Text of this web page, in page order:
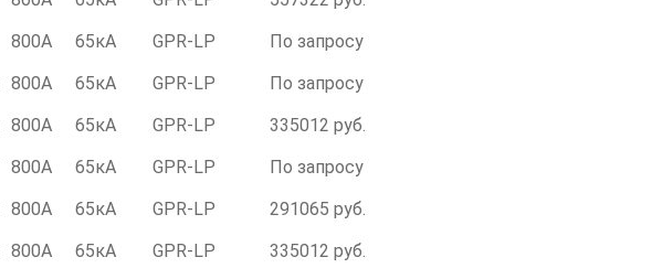
800А 65кА GPR-LР
По запросу
800А 65кА GPR-LР
По запросу
800А 65кА GPR-LР
335012 руб.
800А 65кА GPR-LР
По запросу
800А 65кА GPR-LР
291065 руб.
800А 65кА GPR-LР
335012 руб.